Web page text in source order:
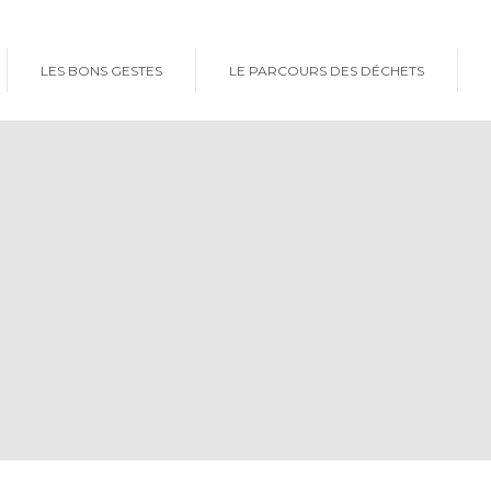
LES BONS GESTES LE PARCOURS DES DÉCHETS